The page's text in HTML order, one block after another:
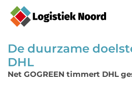
De duurzame
DHL
Net GOGREEN timmert DHL